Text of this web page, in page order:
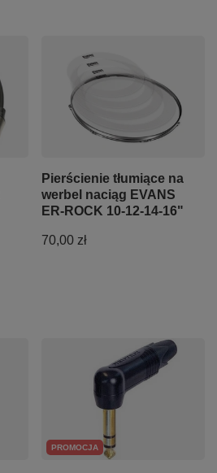
Pierścienie tłumiące na
werbel naciąg EVANS
ER-ROCK 10-12-14-16"
70,00 zł
PROMOCJA